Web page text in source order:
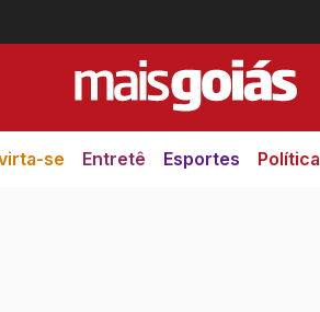
se Entretê Esportes Política